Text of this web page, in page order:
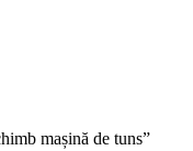
mașină de tuns”